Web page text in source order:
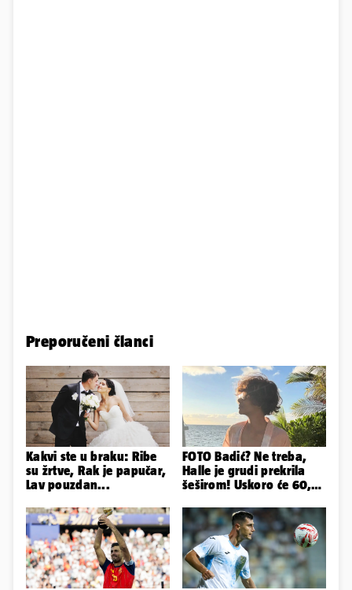
Preporučeni članci
Kakvi ste u braku: Ribe
su žrtve, Rak je papučar,
Lav pouzdan...
FOTO Badić? Ne treba,
Halle je grudi prekrila
šeširom! Uskoro će 60,